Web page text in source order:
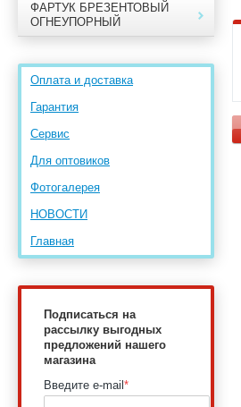
ФАРТУК БРЕЗЕНТОВЫЙ
ОГНЕУПОРНЫЙ
Оплата и доставка
Гарантия
Сервис
Для оптовиков
Фотогалерея
НОВОСТИ
Главная
Подписаться на
рассылку выгодных
предложений нашего
магазина
Введите e-mail *